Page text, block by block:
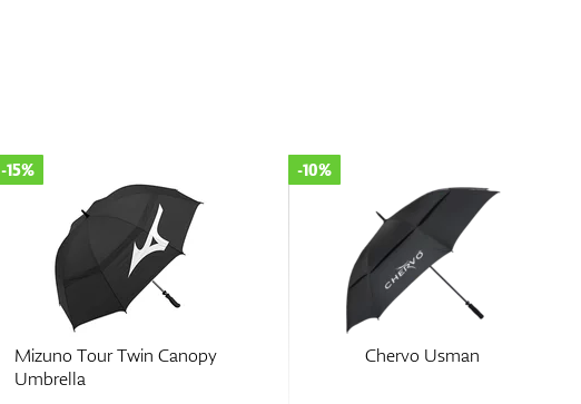
Mizuno Tour Twin Canopy
Umbrella
-15%
Chervo Usman
-10%